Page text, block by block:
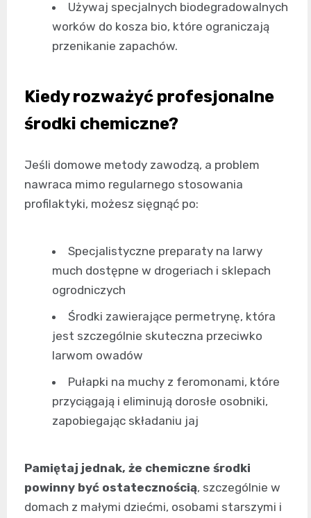
Używaj specjalnych biodegradowalnych
worków do kosza bio, które ograniczają
przenikanie zapachów.
Kiedy rozważyć profesjonalne
środki chemiczne?
Jeśli domowe metody zawodzą, a problem
nawraca mimo regularnego stosowania
profilaktyki, możesz sięgnąć po:
Specjalistyczne preparaty na larwy
much dostępne w drogeriach i sklepach
ogrodniczych
Środki zawierające permetrynę, która
jest szczególnie skuteczna przeciwko
larwom owadów
Pułapki na muchy z feromonami, które
przyciągają i eliminują dorosłe osobniki,
zapobiegając składaniu jaj
Pamiętaj jednak, że chemiczne środki
powinny być ostatecznością, szczególnie w
domach z małymi dziećmi, osobami starszymi i